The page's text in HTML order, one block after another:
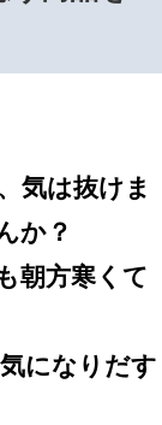
気は抜けま
か？
朝方寒くて
になりだす